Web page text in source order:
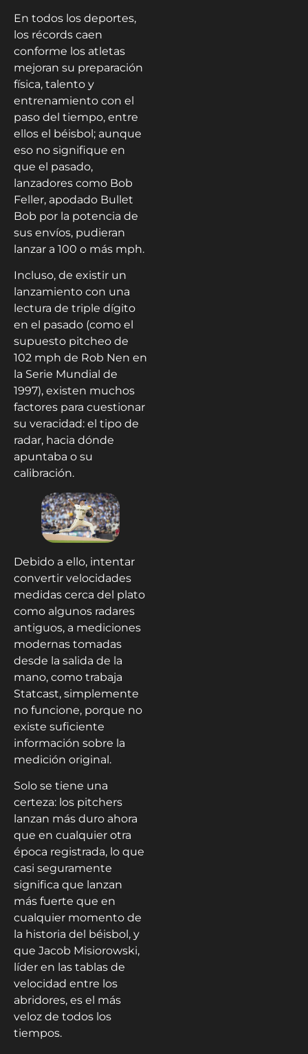
En todos los deportes,
los récords caen
conforme los atletas
mejoran su preparación
física, talento y
entrenamiento con el
paso del tiempo, entre
ellos el béisbol; aunque
eso no signifique en
que el pasado,
lanzadores como Bob
Feller, apodado Bullet
Bob por la potencia de
sus envíos, pudieran
lanzar a 100 o más mph.
Incluso, de existir un
lanzamiento con una
lectura de triple dígito
en el pasado (como el
supuesto pitcheo de
102 mph de Rob Nen en
la Serie Mundial de
1997), existen muchos
factores para cuestionar
su veracidad: el tipo de
radar, hacia dónde
apuntaba o su
calibración.
Debido a ello, intentar
convertir velocidades
medidas cerca del plato
como algunos radares
antiguos, a mediciones
modernas tomadas
desde la salida de la
mano, como trabaja
Statcast, simplemente
no funcione, porque no
existe suficiente
información sobre la
medición original.
Solo se tiene una
certeza: los pitchers
lanzan más duro ahora
que en cualquier otra
época registrada, lo que
casi seguramente
significa que lanzan
más fuerte que en
cualquier momento de
la historia del béisbol, y
que Jacob Misiorowski,
líder en las tablas de
velocidad entre los
abridores, es el más
veloz de todos los
tiempos.